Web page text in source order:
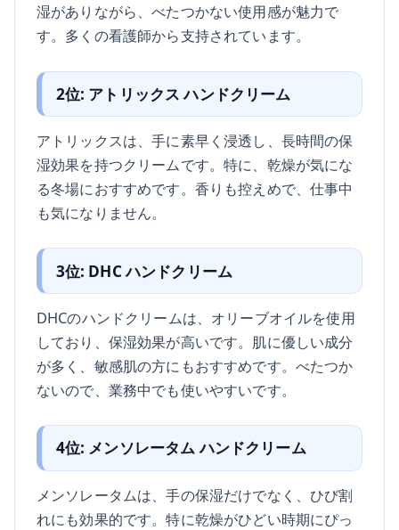
湿がありながら、べたつかない使用感が魅力で
す。多くの看護師から支持されています。
2位: アトリックス ハンドクリーム
アトリックスは、手に素早く浸透し、長時間の保
湿効果を持つクリームです。特に、乾燥が気にな
る冬場におすすめです。香りも控えめで、仕事中
も気になりません。
3位: DHC ハンドクリーム
DHCのハンドクリームは、オリーブオイルを使用
しており、保湿効果が高いです。肌に優しい成分
が多く、敏感肌の方にもおすすめです。べたつか
ないので、業務中でも使いやすいです。
4位: メンソレータム ハンドクリーム
メンソレータムは、手の保湿だけでなく、ひび割
れにも効果的です。特に乾燥がひどい時期にぴっ